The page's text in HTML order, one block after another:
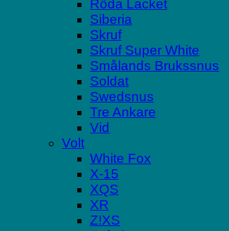
Röda Lacket
Siberia
Skruf
Skruf Super White
Smålands Brukssnus
Soldat
Swedsnus
Tre Ankare
Vid
Volt
White Fox
X-15
XQS
XR
Z!XS